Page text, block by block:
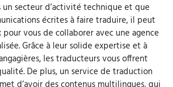
secteur d’activité technique et que
écrites à faire traduire, il peut
vous de collaborer avec une agence
Grâce à leur solide expertise et à
les traducteurs vous offrent
De plus, un service de traduction